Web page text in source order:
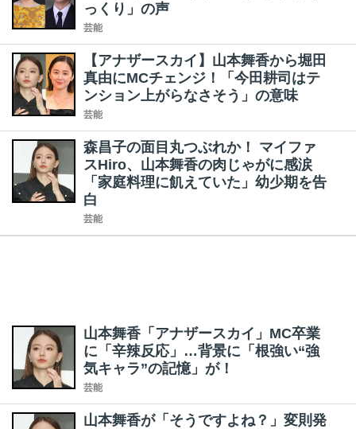
っくり」の声
芸能
【アナザースカイ】山本舞香から堀田
真由にMCチェンジ！「今田耕司はテ
ンション上がらなさそう」の意味
芸能
森昌子の面目丸つぶれか！ マイファ
スHiro、山本舞香の肉じゃがに感涙
「家庭料理に飢えていた」幼少期を告
白
芸能
山本舞香「アナザースカイ」MC卒業
に「辛辣反応」…背景に「根強い“強
気キャラ”の記憶」が！
芸能
山本舞香が「そうですよね？」変則発